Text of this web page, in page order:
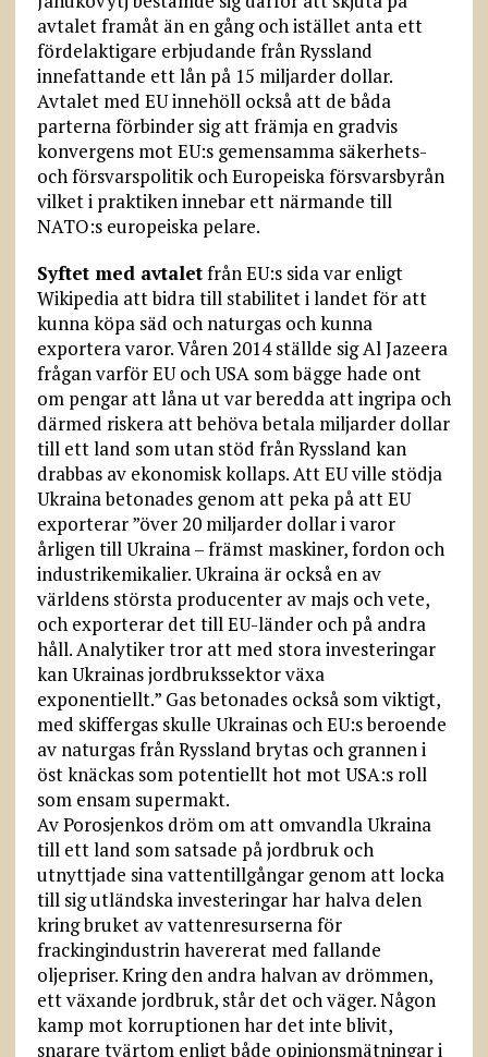
avtalet framåt än en gång och istället anta ett
fördelaktigare erbjudande från Ryssland
innefattande ett lån på 15 miljarder dollar.
Avtalet med EU innehöll också att de båda
parterna förbinder sig att främja en gradvis
konvergens mot EU:s gemensamma säkerhets-
och försvars­politik och Europeiska försvarsbyrån
vilket i praktiken innebar ett närmande till
NATO:s europeiska pelare.
Syftet med avtaletfrån EU:s sida var enligt
Wikipedia att bidra till stabilitet i landet för att
kunna köpa säd och naturgas och kunna
exportera varor. Våren 2014 ställde sig Al Jazeera
frågan varför EU och USA som bägge hade ont
om pengar att låna ut var beredda att ingripa och
därmed riskera att behöva betala miljarder dollar
till ett land som utan stöd från Ryssland kan
drabbas av ekonomisk kollaps. Att EU ville stödja
Ukraina betonades genom att peka på att EU
exporterar ”över 20 miljarder dollar i varor
årligen till Ukraina – främst maskiner, fordon och
industrikemikalier. Ukraina är också en av
världens största producenter av majs och vete,
och exporterar det till EU-länder och på andra
håll. Analytiker tror att med stora investeringar
kan Ukrainas jordbrukssektor växa
exponentiellt.” Gas betonades också som viktigt,
med skiffergas skulle Ukrainas och EU:s beroende
av naturgas från Ryssland brytas och grannen i
öst knäckas som potentiellt hot mot USA:s roll
som ensam supermakt.
Av Porosjenkos dröm om att omvandla Ukraina
till ett land som satsade på jordbruk och
utnyttjade sina vatten­till­gångar genom att locka
till sig utländska investeringar har halva delen
kring bruket av vattenresurserna för
frackingindustrin havererat med fallande
oljepriser. Kring den andra halvan av drömmen,
ett växande jordbruk, står det och väger. Någon
kamp mot korruptionen har det inte blivit,
snarare tvärtom enligt både opinionsmätningar i